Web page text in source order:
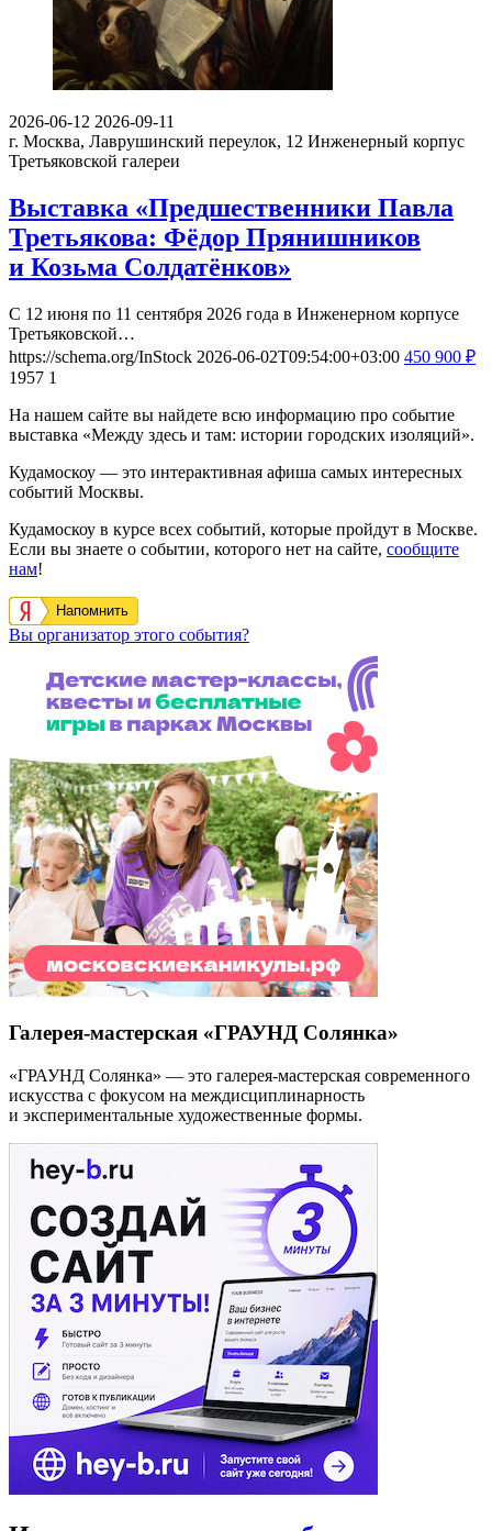
2026-06-12 2026-09-11
г. Москва, Лаврушинский переулок, 12 Инженерный корпус
Третьяковской галереи
Выставка «Предшественники Павла
Третьякова: Фёдор Прянишников
и Козьма Солдатёнков»
С 12 июня по 11 сентября 2026 года в Инженерном корпусе
Третьяковской…
https://schema.org/InStock 2026-06-02T09:54:00+03:00 450 900 ₽
1957 1
На нашем сайте вы найдете всю информацию про событие
выставка «Между здесь и там: истории городских изоляций».
Кудамоскоу — это интерактивная афиша самых интересных
событий Москвы.
Кудамоскоу в курсе всех событий, которые пройдут в Москве.
Если вы знаете о событии, которого нет на сайте, сообщите
нам!
Напомнить
Вы организатор этого события?
Галерея-мастерская «ГРАУНД Солянка»
«ГРАУНД Солянка» — это галерея-мастерская современного
искусства с фокусом на междисциплинарность
и экспериментальные художественные формы.